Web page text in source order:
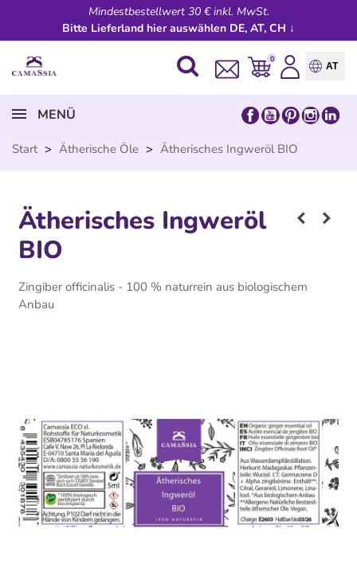
Mindestbestellwert 30 € inkl. MwSt.
Bitte Lieferland hier auswählen DE, AT, CH ↓
0
AT
MENÜ
Start > Ätherische Öle > Ätherisches Ingweröl BIO
Ätherisches Ingweröl
BIO
Zingiber officinalis - 100 % naturrein aus biologischem
Anbau